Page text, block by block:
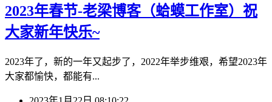
2023年春节-老梁博客（蛤蟆工作室）祝
大家新年快乐~
2023年了，新的一年又起步了，2022年举步维艰，希望2023年
大家都愉快，都能有...